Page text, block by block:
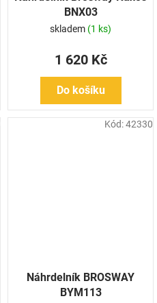
BNX03
skladem (1 ks)
1 620 Kč
Do košíku
Náhrdelník BROSWAY
BYM113
Kód:42330